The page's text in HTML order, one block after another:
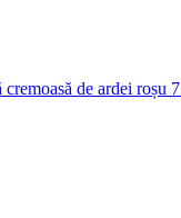
cremoasă de ardei roșu 7